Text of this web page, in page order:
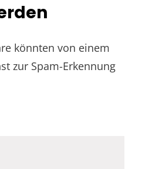
könnten von einem
zur Spam-Erkennung